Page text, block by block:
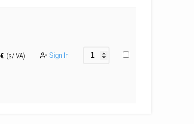
€ (s/IVA) Sign In